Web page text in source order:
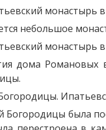
небольшое
дома Романовых
Богородицы была